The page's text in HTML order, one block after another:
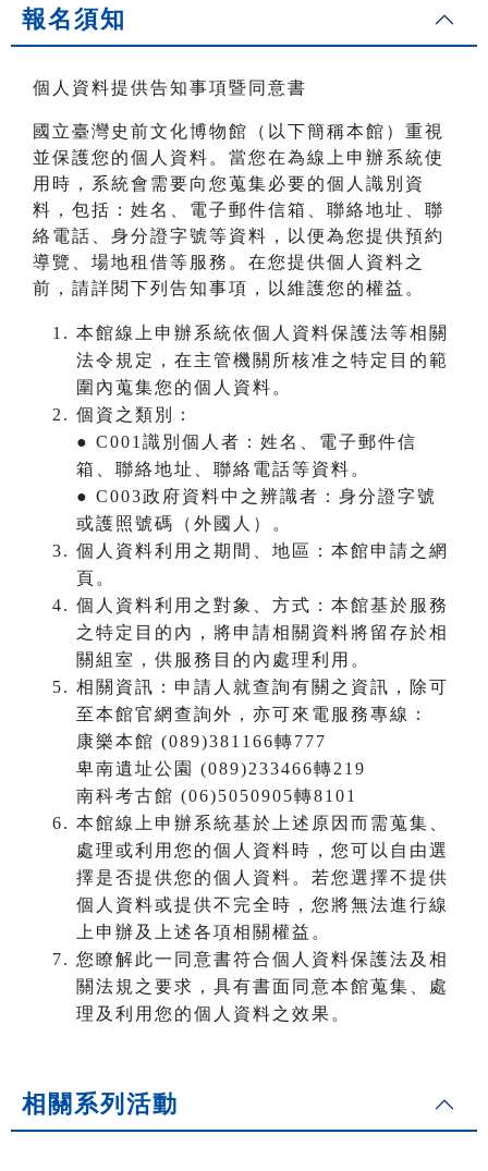
報名須知
個人資料提供告知事項暨同意書
國立臺灣史前文化博物館（以下簡稱本館）重視
並保護您的個人資料。當您在為線上申辦系統使
用時，系統會需要向您蒐集必要的個人識別資
料，包括：姓名、電子郵件信箱、聯絡地址、聯
絡電話、身分證字號等資料，以便為您提供預約
導覽、場地租借等服務。在您提供個人資料之
前，請詳閱下列告知事項，以維護您的權益。
本館線上申辦系統依個人資料保護法等相關
法令規定，在主管機關所核准之特定目的範
圍內蒐集您的個人資料。
個資之類別：
● C001識別個人者：姓名、電子郵件信
箱、聯絡地址、聯絡電話等資料。
● C003政府資料中之辨識者：身分證字號
或護照號碼（外國人）。
個人資料利用之期間、地區：本館申請之網
頁。
個人資料利用之對象、方式：本館基於服務
之特定目的內，將申請相關資料將留存於相
關組室，供服務目的內處理利用。
相關資訊：申請人就查詢有關之資訊，除可
至本館官網查詢外，亦可來電服務專線：
康樂本館 (089)381166轉777
卑南遺址公園 (089)233466轉219
南科考古館 (06)5050905轉8101
本館線上申辦系統基於上述原因而需蒐集、
處理或利用您的個人資料時，您可以自由選
擇是否提供您的個人資料。若您選擇不提供
個人資料或提供不完全時，您將無法進行線
上申辦及上述各項相關權益。
您瞭解此一同意書符合個人資料保護法及相
關法規之要求，具有書面同意本館蒐集、處
理及利用您的個人資料之效果。
相關系列活動